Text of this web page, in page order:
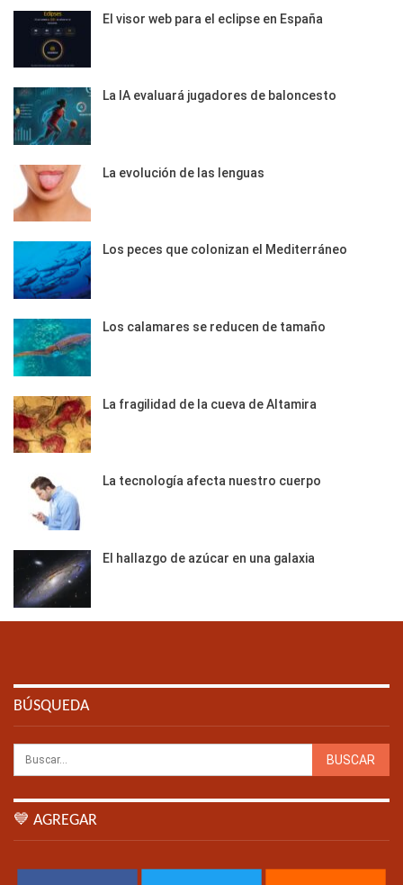
El visor web para el eclipse en España
La IA evaluará jugadores de baloncesto
La evolución de las lenguas
Los peces que colonizan el Mediterráneo
Los calamares se reducen de tamaño
La fragilidad de la cueva de Altamira
La tecnología afecta nuestro cuerpo
El hallazgo de azúcar en una galaxia
BÚSQUEDA
💙 AGREGAR